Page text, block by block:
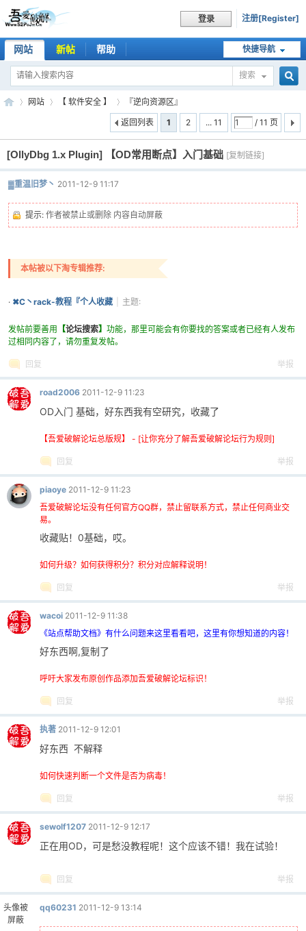
登录 注册[Register]
快捷导航
网站 新帖 帮助
搜索
吾
52
»
网站
›
【 软件安全 】
›
『逆向资源区』
1
2 ... 11 / 11 页
返回列表
[OllyDbg 1.x Plugin] 【OD常用断点】入门基础 [复制链接]
▓重温旧梦丶 2011-12-9 11:17
提示: 作者被禁止或删除 内容自动屏蔽
本帖被以下淘专辑推荐:
· ✖C丶rack-教程『个人收藏
主题:
发帖前要善用
【论坛搜索】 功能，那里可能会有你要找的答案或者已经有人发布
过相同内容了，请勿重复发帖。
回复 举报
road2006 2011-12-9 11:23
OD入门 基础，好东西我有空研究，收藏了
【吾爱破解论坛总版规】 - [让你充分了解吾爱破解论坛行为规则]
回复 举报
piaoye 2011-12-9 11:23
吾爱破解论坛没有任何官方QQ群，禁止留联系方式，禁止任何商业交
易。
收藏贴！0基础，哎。
如何升级？如何获得积分？积分对应解释说明！
回复 举报
wacoi 2011-12-9 11:38
《站点帮助文档》有什么问题来这里看看吧，这里有你想知道的内容！
好东西啊,复制了
呼吁大家发布原创作品添加吾爱破解论坛标识！
回复 举报
执著 2011-12-9 12:01
好东西 不解释
如何快速判断一个文件是否为病毒！
回复 举报
sewolf1207 2011-12-9 12:17
正在用OD，可是愁没教程呢！这个应该不错！我在试验！
回复 举报
头像被
屏蔽
qq60231 2011-12-9 13:14